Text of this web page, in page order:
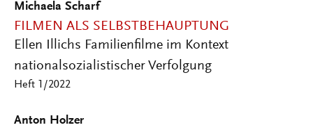
Michaela Scharf
FILMEN ALS SELBSTBEHAUPTUNG
Ellen Illichs Familienfilme im Kontext
nationalsozialistischer Verfolgung
Heft 1/2022
Anton Holzer